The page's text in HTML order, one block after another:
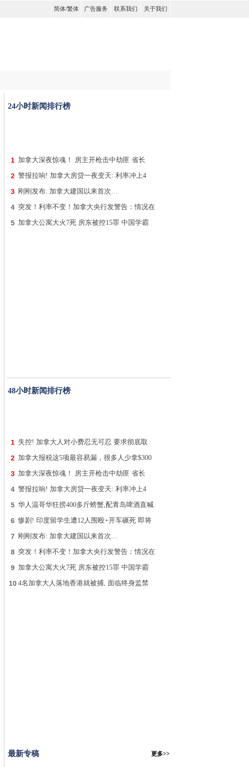
简体/繁体 广告服务 联系我们 关于我们
24小时新闻排行榜
1 加拿大深夜惊魂！ 房主开枪击中劫匪 省长
2 警报拉响! 加拿大房贷一夜变天: 利率冲上4
3 刚刚发布: 加拿大建国以来首次…
4 突发！利率不变！加拿大央行发警告：情况在
5 加拿大公寓大火7死 房东被控15罪 中国学霸
48小时新闻排行榜
1 失控! 加拿大人对小费忍无可忍 要求彻底取
2 加拿大报税这5项最容易漏，很多人少拿$300
3 加拿大深夜惊魂！ 房主开枪击中劫匪 省长
4 警报拉响! 加拿大房贷一夜变天: 利率冲上4
5 华人温哥华狂捞400多斤螃蟹,配青岛啤酒直喊
6 惨剧! 印度留学生遭12人围殴+开车碾死 即将
7 刚刚发布: 加拿大建国以来首次…
8 突发！利率不变！加拿大央行发警告：情况在
9 加拿大公寓大火7死 房东被控15罪 中国学霸
10 4名加拿大人落地香港就被捕, 面临终身监禁
最新专稿 更多>>